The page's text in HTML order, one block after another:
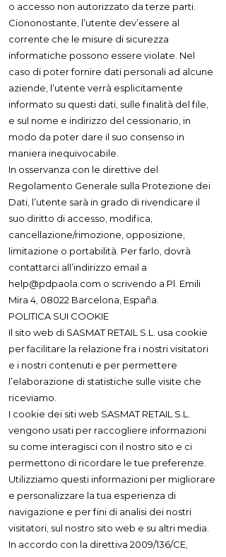
o accesso non autorizzato da terze parti.
Ciononostante, l’utente dev’essere al
corrente che le misure di sicurezza
informatiche possono essere violate. Nel
caso di poter fornire dati personali ad alcune
aziende, l’utente verrà esplicitamente
informato su questi dati, sulle finalità del file,
e sul nome e indirizzo del cessionario, in
modo da poter dare il suo consenso in
maniera inequivocabile.
In osservanza con le direttive del
Regolamento Generale sulla Protezione dei
Dati, l’utente sarà in grado di rivendicare il
suo diritto di accesso, modifica,
cancellazione/rimozione, opposizione,
limitazione o portabilità. Per farlo, dovrà
contattarci all’indirizzo email a
help@pdpaola.com o scrivendo a Pl. Emili
Mira 4, 08022 Barcelona, España.
POLITICA SUI COOKIE
Il sito web di SASMAT RETAIL S.L. usa cookie
per facilitare la relazione fra i nostri visitatori
e i nostri contenuti e per permettere
l’elaborazione di statistiche sulle visite che
riceviamo.
I cookie dei siti web SASMAT RETAIL S.L.
vengono usati per raccogliere informazioni
su come interagisci con il nostro sito e ci
permettono di ricordare le tue preferenze.
Utilizziamo questi informazioni per migliorare
e personalizzare la tua esperienza di
navigazione e per fini di analisi dei nostri
visitatori, sul nostro sito web e su altri media.
In accordo con la direttiva 2009/136/CE,